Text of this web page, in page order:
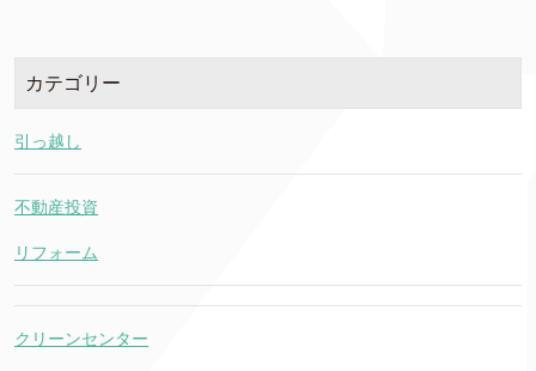
カテゴリー
引っ越し
不動産投資
リフォーム
クリーンセンター